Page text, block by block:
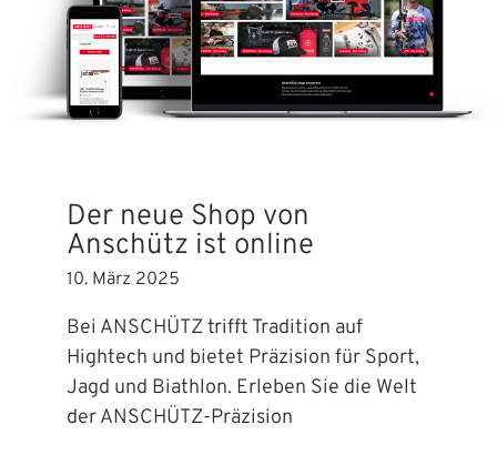
Der neue Shop von
Anschütz ist online
10. März 2025
Bei ANSCHÜTZ trifft Tradition auf
Hightech und bietet Präzision für Sport,
Jagd und Biathlon. Erleben Sie die Welt
der ANSCHÜTZ-Präzision